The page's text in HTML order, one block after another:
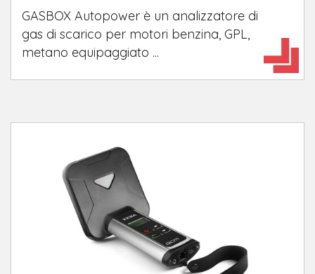
GASBOX Autopower è un analizzatore di
gas di scarico per motori benzina, GPL,
metano equipaggiato ...